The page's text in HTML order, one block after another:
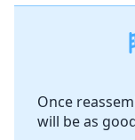
Once
will be as